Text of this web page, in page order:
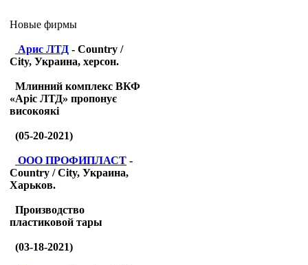
Новые фирмы
Арис ЛТД - Country /
City, Украина, херсон.
Млинний комплекс ВКФ
«Аріс ЛТД» пропонує
високоякі
(05-20-2021)
ООО ПРОФИПЛАСТ -
Country / City, Украина,
Харьков.
Производство
пластиковой тары
(03-18-2021)